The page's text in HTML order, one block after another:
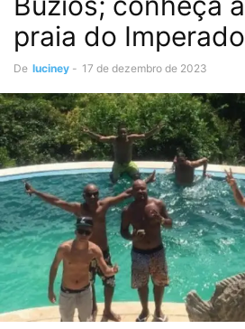
praia do
De luciney - 17 de dezembro de 2023